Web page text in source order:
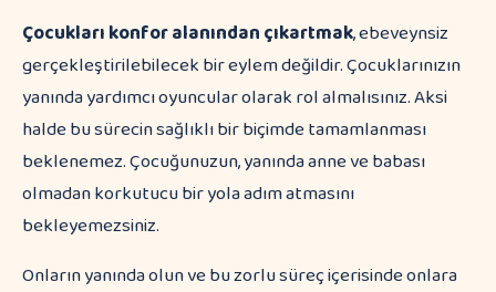
Çocukları konfor alanından çıkartmak, ebeveynsiz
gerçekleştirilebilecek bir eylem değildir. Çocuklarınızın
yanında yardımcı oyuncular olarak rol almalısınız. Aksi
halde bu sürecin sağlıklı bir biçimde tamamlanması
beklenemez. Çocuğunuzun, yanında anne ve babası
olmadan korkutucu bir yola adım atmasını
bekleyemezsiniz.
Onların yanında olun ve bu zorlu süreç içerisinde onlara